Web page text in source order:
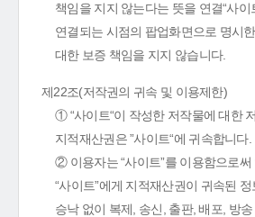
책임을 지지 않는다는 뜻을 연결“사이
연결되는 시점의 팝업화면으로 명시
대한 보증 책임을 지지 않습니다.
제22조(저작권의 귀속 및 이용제한)
① “사이트“이 작성한 저작물에 대한
지적재산권은 ”사이트“에 귀속합니다.
② 이용자는 “사이트”를 이용함으로써
“사이트”에게 지적재산권이 귀속된 정
승낙 없이 복제, 송신, 출판, 배포, 방